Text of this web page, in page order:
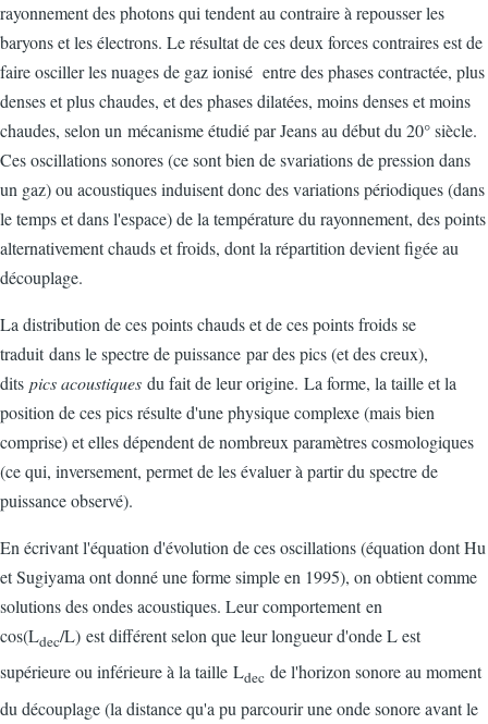
rayonnement des photons qui tendent au contraire à repousser les
baryons et les électrons. Le résultat de ces deux forces contraires est de
faire osciller les nuages de gaz ionisé entre des phases contractée, plus
denses et plus chaudes, et des phases dilatées, moins denses et moins
chaudes, selon un mécanisme étudié par Jeans au début du 20° siècle.
Ces oscillations sonores (ce sont bien de svariations de pression dans
un gaz) ou acoustiques induisent donc des variations périodiques (dans
le temps et dans l'espace) de la température du rayonnement, des points
alternativement chauds et froids, dont la répartition devient figée au
découplage.
La distribution de ces points chauds et de ces points froids se
traduit dans le spectre de puissance par des pics (et des creux),
dits pics acoustiques du fait de leur origine. La forme, la taille et la
position de ces pics résulte d'une physique complexe (mais bien
comprise) et elles dépendent de nombreux paramètres cosmologiques
(ce qui, inversement, permet de les évaluer à partir du spectre de
puissance observé).
En écrivant l'équation d'évolution de ces oscillations (équation dont Hu
et Sugiyama ont donné une forme simple en 1995), on obtient comme
solutions des ondes acoustiques. Leur comportement en
cos(Ldec/L) est différent selon que leur longueur d'onde L est
supérieure ou inférieure à la taille Ldec de l'horizon sonore au moment
du découplage (la distance qu'a pu parcourir une onde sonore avant le